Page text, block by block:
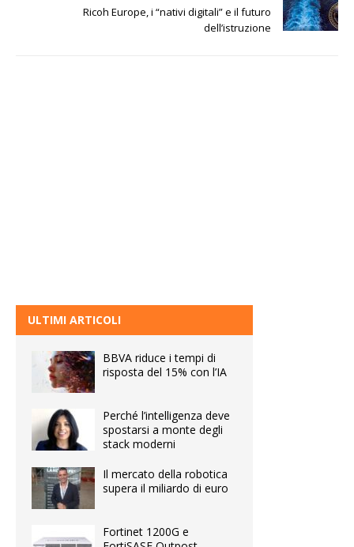
Ricoh Europe, i “nativi digitali” e il futuro
dell’istruzione
ULTIMI ARTICOLI
BBVA riduce i tempi di
risposta del 15% con l’IA
Perché l’intelligenza deve
spostarsi a monte degli
stack moderni
Il mercato della robotica
supera il miliardo di euro
Fortinet 1200G e